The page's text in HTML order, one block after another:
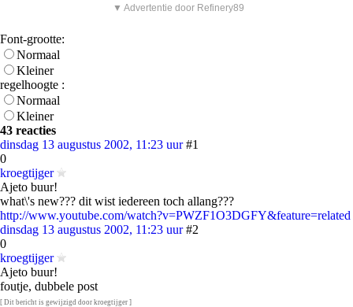
▼ Advertentie door Refinery89
Font-grootte:
Normaal
Kleiner
regelhoogte :
Normaal
Kleiner
43 reacties
dinsdag 13 augustus 2002, 11:23 uur #1
0
kroegtijger
Ajeto buur!
what\'s new??? dit wist iedereen toch allang???
http://www.youtube.com/watch?v=PWZF1O3DGFY&feature=related
dinsdag 13 augustus 2002, 11:23 uur #2
0
kroegtijger
Ajeto buur!
foutje, dubbele post
[ Dit bericht is gewijzigd door kroegtijger ]